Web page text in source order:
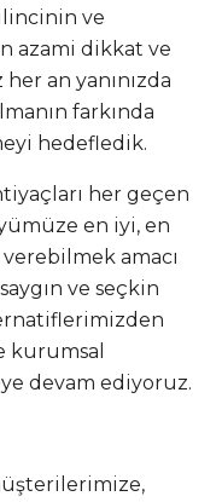
ve
azami dikkat ve
an yanınızda
farkında
hedefledik.
her geçen
en iyi, en
amacı
ve seçkin
kurumsal
devam ediyoruz.